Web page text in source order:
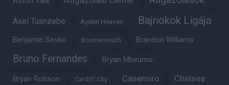
Axel Tuanzebe Ayden Heaven Bajnokok Ligája
Benjamin Sesko Bournemouth Brandon Williams
Bruno Fernandes Bryan Mbeumo
Bryan Robson Cardiff City Casemiro Chelsea